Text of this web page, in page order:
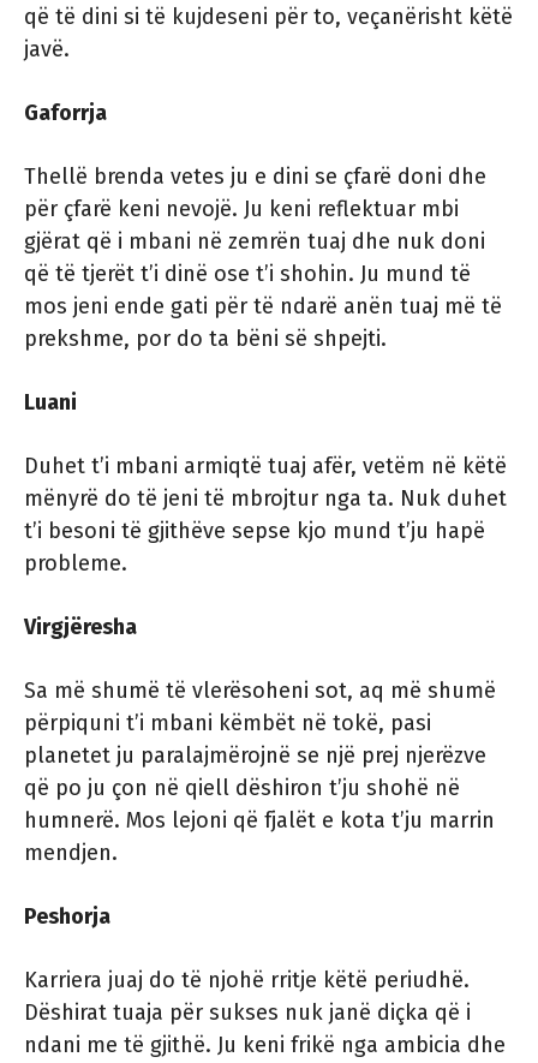
që të dini si të kujdeseni për to, veçanërisht këtë
javë.
Gaforrja
Thellë brenda vetes ju e dini se çfarë doni dhe
për çfarë keni nevojë. Ju keni reflektuar mbi
gjërat që i mbani në zemrën tuaj dhe nuk doni
që të tjerët t’i dinë ose t’i shohin. Ju mund të
mos jeni ende gati për të ndarë anën tuaj më të
prekshme, por do ta bëni së shpejti.
Luani
Duhet t’i mbani armiqtë tuaj afër, vetëm në këtë
mënyrë do të jeni të mbrojtur nga ta. Nuk duhet
t’i besoni të gjithëve sepse kjo mund t’ju hapë
probleme.
Virgjëresha
Sa më shumë të vlerësoheni sot, aq më shumë
përpiquni t’i mbani këmbët në tokë, pasi
planetet ju paralajmërojnë se një prej njerëzve
që po ju çon në qiell dëshiron t’ju shohë në
humnerë. Mos lejoni që fjalët e kota t’ju marrin
mendjen.
Peshorja
Karriera juaj do të njohë rritje këtë periudhë.
Dëshirat tuaja për sukses nuk janë diçka që i
ndani me të gjithë. Ju keni frikë nga ambicia dhe